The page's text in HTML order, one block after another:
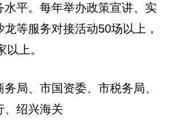
水平。每年举办政策宣讲、实
等服务对接活动50场以上，
以上。
局、市国资委、市税务局、
、绍兴海关